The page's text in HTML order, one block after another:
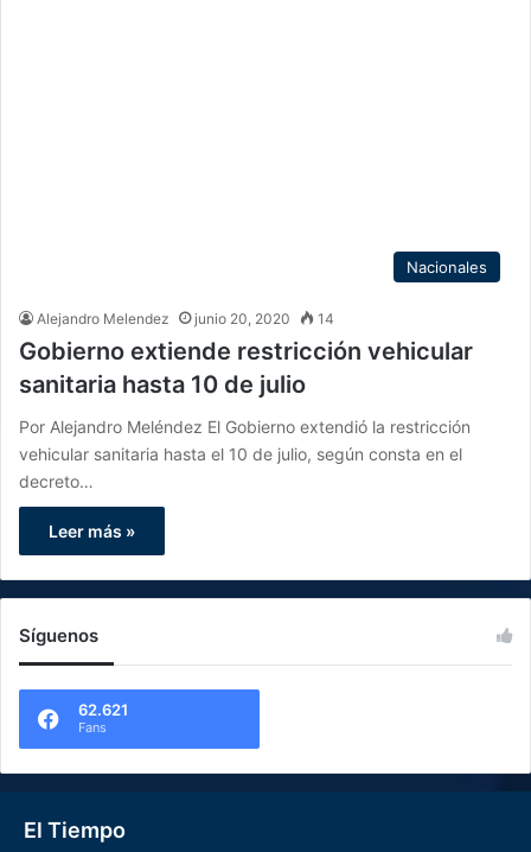
Nacionales
Alejandro Melendez junio 20, 2020 14
Gobierno extiende restricción vehicular
sanitaria hasta 10 de julio
Por Alejandro Meléndez El Gobierno extendió la restricción
vehicular sanitaria hasta el 10 de julio, según consta en el
decreto…
Leer más »
Síguenos
62.621
Fans
El Tiempo